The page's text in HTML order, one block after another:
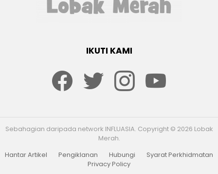
IKUTI KAMI
Sebahagian daripada network INFLUASIA. Copyright © 2026 Lobak
Merah.
Hantar Artikel
Pengiklanan Hubungi
Syarat Perkhidmatan
Privacy Policy